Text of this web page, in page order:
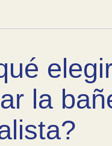
la